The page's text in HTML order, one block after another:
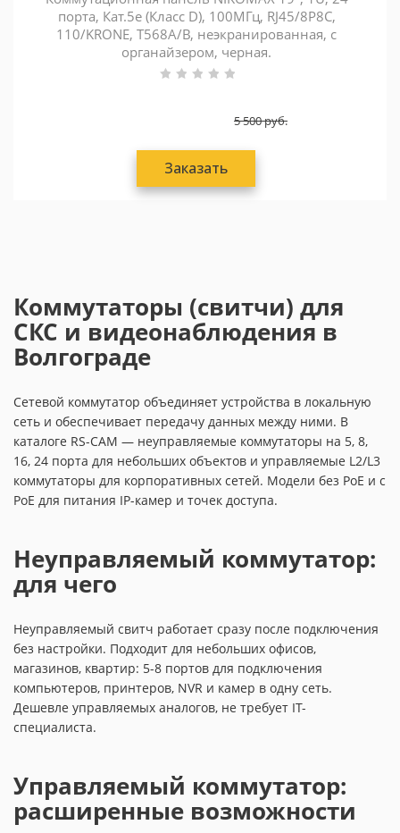
порта, Кат.5e (Класс D), 100МГц, RJ45/8P8C,
110/KRONE, T568A/B, неэкранированная, с
органайзером, черная.
5 500руб.
Заказать
Коммутаторы (свитчи) для
СКС и видеонаблюдения в
Волгограде
Сетевой коммутатор объединяет устройства в локальную
сеть и обеспечивает передачу данных между ними. В
каталоге RS-CAM — неуправляемые коммутаторы на 5, 8,
16, 24 порта для небольших объектов и управляемые L2/L3
коммутаторы для корпоративных сетей. Модели без PoE и с
PoE для питания IP-камер и точек доступа.
Неуправляемый коммутатор:
для чего
Неуправляемый свитч работает сразу после подключения
без настройки. Подходит для небольших офисов,
магазинов, квартир: 5-8 портов для подключения
компьютеров, принтеров, NVR и камер в одну сеть.
Дешевле управляемых аналогов, не требует IT-
специалиста.
Управляемый коммутатор:
расширенные возможности